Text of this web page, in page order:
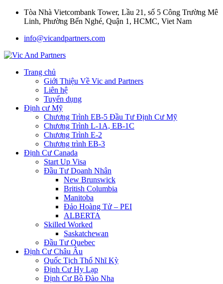
Tòa Nhà Vietcombank Tower, Lầu 21, số 5 Công Trường Mê
Linh, Phường Bến Nghé, Quận 1, HCMC, Viet Nam
info@vicandpartners.com
Trang chủ
Giới Thiệu Về Vic and Partners
Liên hệ
Tuyển dụng
Định cư Mỹ
Chương Trình EB-5 Đầu Tư Định Cư Mỹ
Chương Trình L-1A, EB-1C
Chương Trình E-2
Chương trình EB-3
Định Cư Canada
Start Up Visa
Đầu Tư Doanh Nhân
New Brunswick
British Columbia
Manitoba
Đảo Hoàng Tử – PEI
ALBERTA
Skilled Worked
Saskatchewan
Đầu Tư Quebec
Định Cư Châu Âu
Quốc Tịch Thổ Nhĩ Kỳ
Định Cư Hy Lạp
Định Cư Bồ Đào Nha